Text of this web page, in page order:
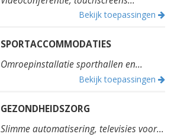
Bekijk toepassingen
SPORTACCOMMODATIES
Omroepinstallatie sporthallen en...
Bekijk toepassingen
GEZONDHEIDSZORG
Slimme automatisering, televisies voor...